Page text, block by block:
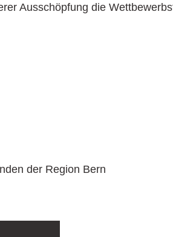
Ausschöpfung die
der Region Bern